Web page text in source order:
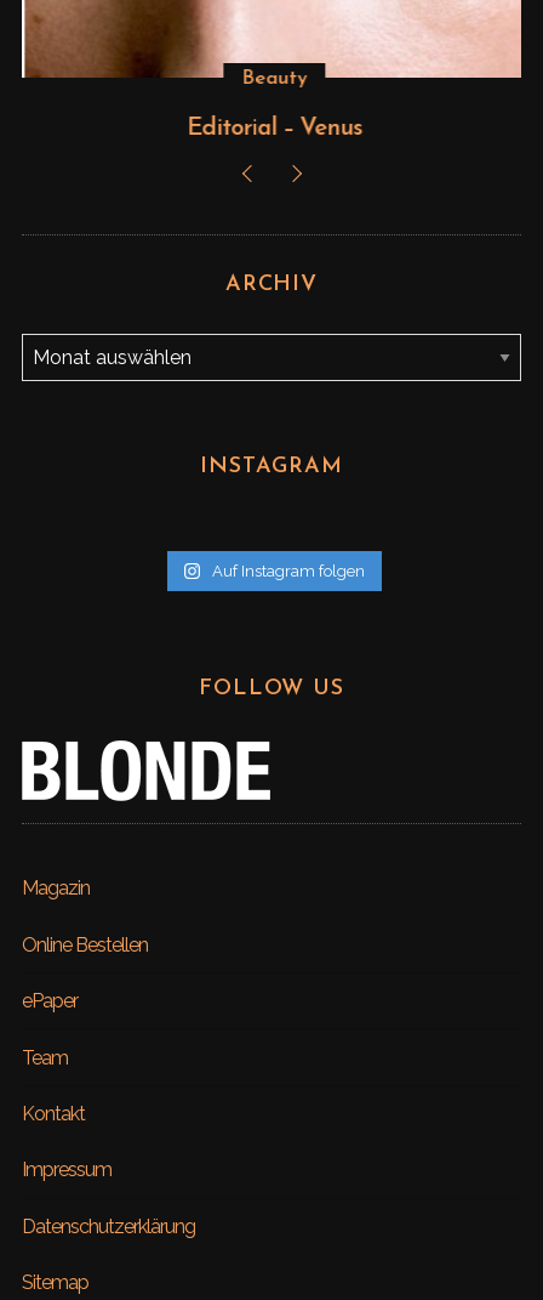
Beauty
Editorial – Venus
ARCHIV
A
r
INSTAGRAM
Auf Instagram folgen
FOLLOW US
Magazin
Online Bestellen
ePaper
Team
Kontakt
Impressum
Datenschutzerklärung
Sitemap